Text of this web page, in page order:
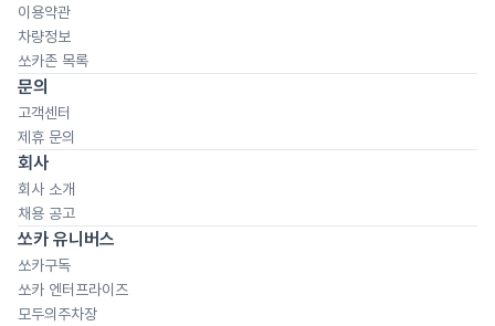
이용약관
차량정보
쏘카존 목록
문의
고객센터
제휴 문의
회사
회사 소개
채용 공고
쏘카 유니버스
쏘카구독
쏘카 엔터프라이즈
모두의주차장